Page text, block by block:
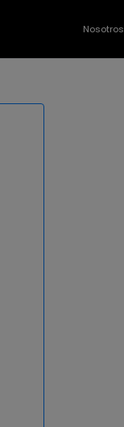
Nosotros